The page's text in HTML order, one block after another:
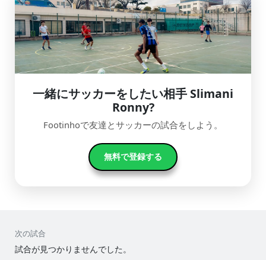
一緒にサッカーをしたい相手 Slimani
Ronny?
Footinhoで友達とサッカーの試合をしよう。
無料で登録する
次の試合
試合が見つかりませんでした。